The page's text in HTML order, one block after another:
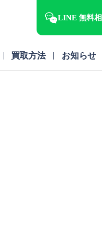
LINE 無料
買取方法 お知らせ